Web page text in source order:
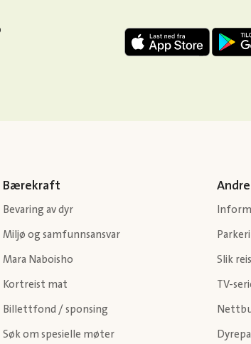
Bærekraft
Bevaring av dyr
Miljø og samfunnsansvar
Mara Naboisho
Kortreist mat
Billettfond / sponsing
Søk om spesielle møter
Slik
TV-